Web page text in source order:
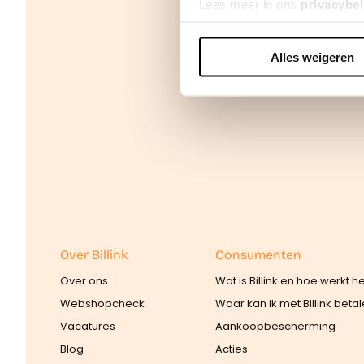
Lees meer in ons
We werken samen met42
Alles weigeren
Over Billink
Over ons
Webshopcheck
Vacatures
Blog
Consumenten
Wat is Billink en hoe werkt
Waar kan ik met Billink
Aankoopbescherming
Acties